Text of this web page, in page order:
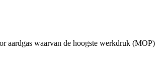
aardgas waarvan de hoogste werkdruk (MOP)